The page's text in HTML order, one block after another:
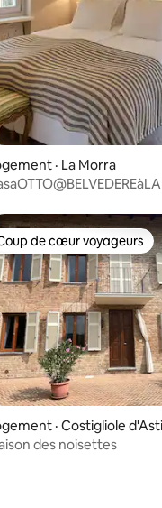
de 5 sur 5, 46
· La Morra
de cœur voyageurs
de cœur voyageurs
· Costigliole d'Asti
des noisettes